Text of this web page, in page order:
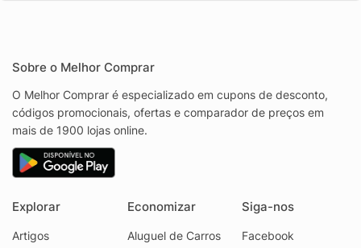
Sobre o Melhor Comprar
O Melhor Comprar é especializado em cupons de desconto,
códigos promocionais, ofertas e comparador de preços em
mais de 1900 lojas online.
Explorar
Artigos
Economizar
Aluguel de Carros
Siga-nos
Facebook